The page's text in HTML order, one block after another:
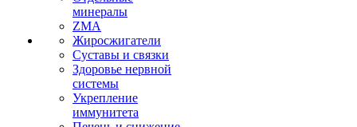
минералы
ZMA
Жиросжигатели
Суставы и связки
Здоровье нервной
системы
Укрепление
иммунитета